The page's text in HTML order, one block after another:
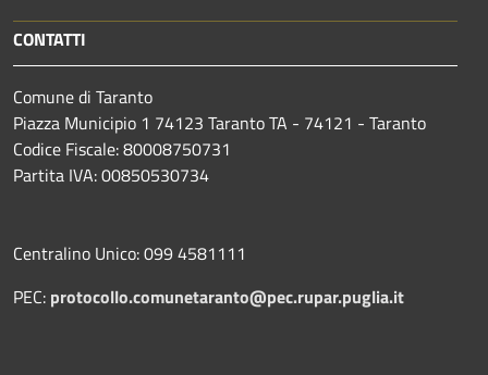
CONTATTI
Comune di Taranto
Piazza Municipio 1 74123 Taranto TA - 74121 - Taranto
Codice Fiscale: 80008750731
Partita IVA: 00850530734
Centralino Unico: 099 4581111
PEC: protocollo.comunetaranto@pec.rupar.puglia.it